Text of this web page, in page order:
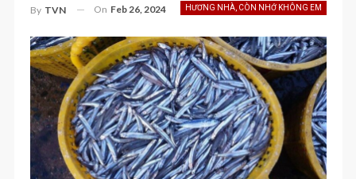
HƯƠNG NHÀ, CÒN NHỚ KHÔNG EM
By TVN On Feb 26, 2024